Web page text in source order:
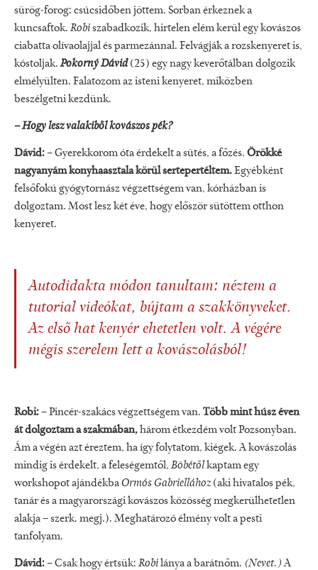
sürög-forog: csúcsidőben jöttem. Sorban érkeznek a
kuncsaftok.Robiszabadkozik, hirtelen elém kerül egy kovászos
ciabatta olívaolajjal és parmezánnal. Felvágják a rozskenyeret is,
kóstoljak. Pokorný Dávid(25) egy nagy keverőtálban dolgozik
elmélyülten. Falatozom az isteni kenyeret, miközben
beszélgetni kezdünk.
– Hogy lesz valakiből kovászos pék?
Dávid:– Gyerekkorom óta érdekelt a sütés, a főzés. Örökké
nagyanyám konyhaasztala körül sertepertéltem.Egyébként
felsőfokú gyógytornász végzettségem van, kórházban is
dolgoztam. Most lesz két éve, hogy először sütöttem otthon
kenyeret.
Autodidakta módon tanultam: néztem a
tutorial videókat, bújtam a szakkönyveket.
Az első hat kenyér ehetetlen volt. A végére
mégis szerelem lett a kovászolásból!
Robi:– Pincér-szakács végzettségem van. Több mint húsz éven
át dolgoztam a szakmában,három étkezdém volt Pozsonyban.
Ám a végén azt éreztem, ha így folytatom, kiégek. A kovászolás
mindig is érdekelt, a feleségemtől,Böbétőlkaptam egy
workshopot ajándékbaOrmós Gabriellához(aki hivatalos pék,
tanár és a magyarországi kovászos közösség megkerülhetetlen
alakja – szerk. megj.). Meghatározó élmény volt a pesti
tanfolyam.
Dávid:– Csak hogy értsük:Robilánya a barátnőm. (Nevet.)A